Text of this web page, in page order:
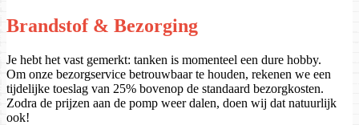
Brandstof & Bezorging
Je hebt het vast gemerkt: tanken is momenteel een dure hobby.
Om onze bezorgservice betrouwbaar te houden, rekenen we een
tijdelijke toeslag van 25% bovenop de standaard bezorgkosten.
Zodra de prijzen aan de pomp weer dalen, doen wij dat natuurlijk
ook!